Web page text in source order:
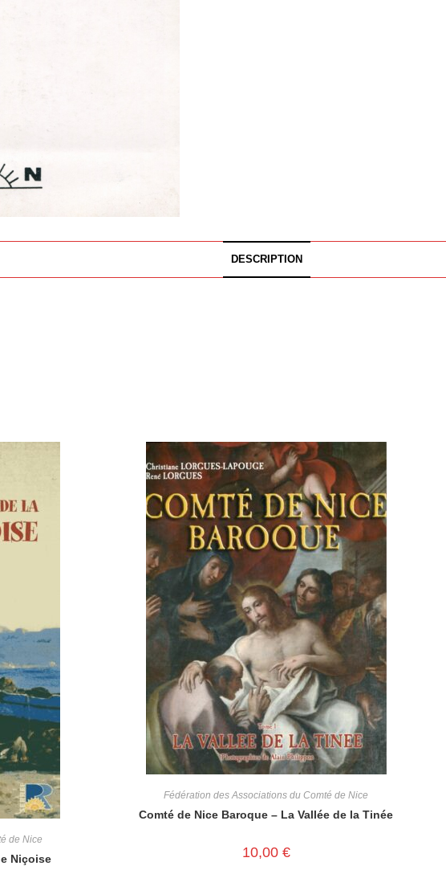
DESCRIPTION
de Nice
Niçoise
Fédération des Associations du Comté de Nice
Comté de Nice Baroque – La Vallée de la Tinée
10,00 €